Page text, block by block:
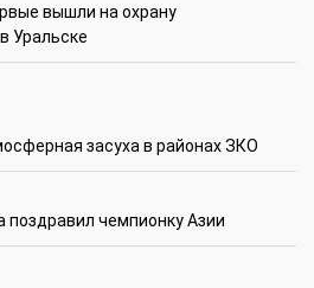
вышли на охрану
Уральске
засуха в районах ЗКО
поздравил чемпионку Азии